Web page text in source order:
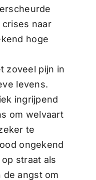
naar
hoge
zoveel pijn in
levens.
ingrijpend
om welvaart
te
ongekend
straat als
de angst om